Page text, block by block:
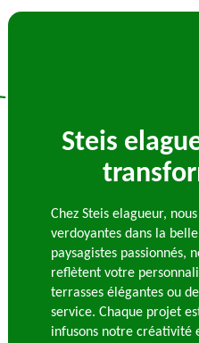
Steis
Chez Steis elagueur,
verdoyantes dans la
paysagistes passionnés,
reflètent votre
terrasses élégantes ou
service. Chaque projet
infusons notre créativité